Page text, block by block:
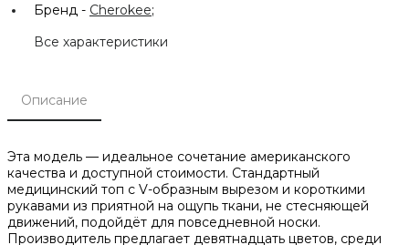
Бренд - Cherokee;
Все характеристики
Описание
Эта модель — идеальное сочетание американского
качества и доступной стоимости. Стандартный
медицинский топ с V-образным вырезом и короткими
рукавами из приятной на ощупь ткани, не стесняющей
движений, подойдёт для повседневной носки.
Производитель предлагает девятнадцать цветов, среди